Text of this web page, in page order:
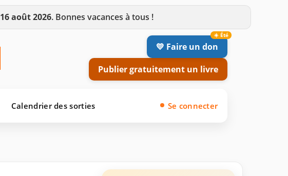
16 août 2026. Bonnes vacances à tous !
💛 Faire un don
Publier gratuitement un livre
Calendrier des sorties Se connecter